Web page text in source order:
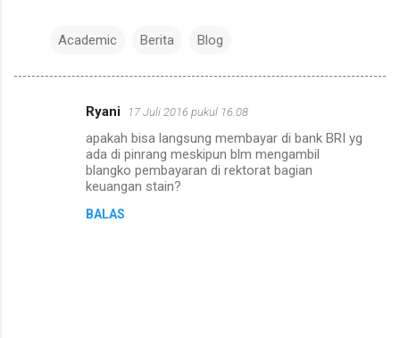
Academic Berita Blog
Ryani 17 Juli 2016 pukul 16.08
apakah bisa langsung membayar di bank BRI yg
ada di pinrang meskipun blm mengambil
blangko pembayaran di rektorat bagian
keuangan stain?
BALAS